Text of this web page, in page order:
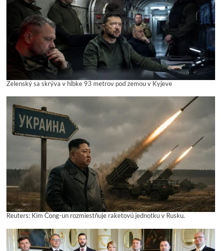
Zelenský sa skrýva v hĺbke 93 metrov pod zemou v Kyjeve
Reuters: Kim Čong-un rozmiestňuje raketovú jednotku v Rusku.